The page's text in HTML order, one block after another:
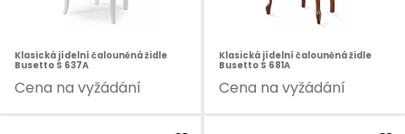
Klasická jídelní čalouněná židle
Busetto S 637A
Cena na vyžádání
Klasická jídelní čalouněná židle
Busetto S 681A
Cena na vyžádání